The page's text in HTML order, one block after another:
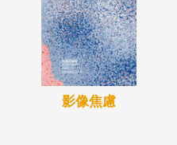
影像焦慮